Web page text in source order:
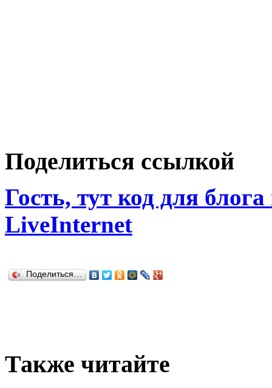
Поделиться ссылкой
Гость, тут код для
LiveInternet
Поделиться…
Также читайте